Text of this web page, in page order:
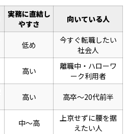
実務に直結し
やすさ
向いている人
低め
今すぐ転職したい
社会人
高い
離職中・ハローワ
ーク利用者
高い 高卒〜20代前半
中〜高
上京せずに腰を据
えたい人